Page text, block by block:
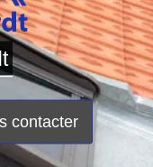
contacter